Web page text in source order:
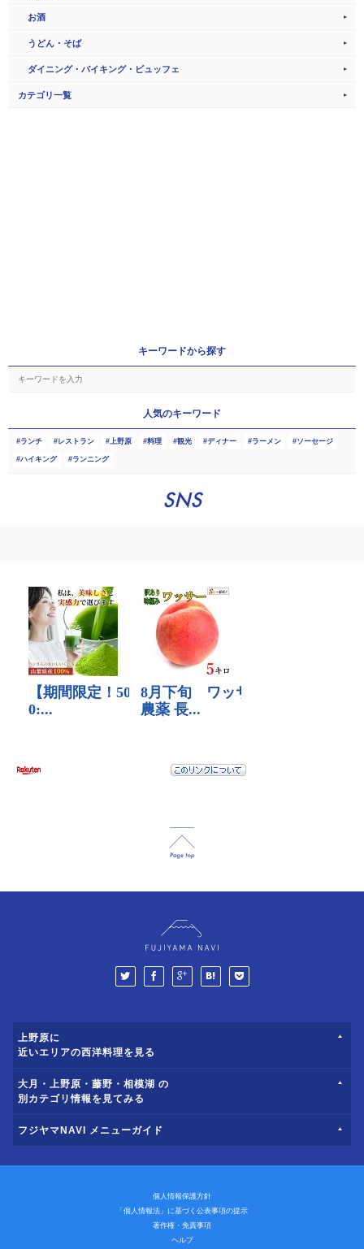
お酒
うどん・そば
ダイニング・バイキング・ビュッフェ
カテゴリ一覧
キーワードから探す
人気のキーワード
ランチ レストラン 上野原 料理 観光 ディナー ラーメン ソーセージ
ハイキング ランニング
SNS
上野原に
近いエリアの西洋料理を見る
大月・上野原・藤野・相模湖 の
別カテゴリ情報を見てみる
フジヤマNAVI メニューガイド
個人情報保護方針
「個人情報法」に基づく公表事項の提示
著作権・免責事項
ヘルプ